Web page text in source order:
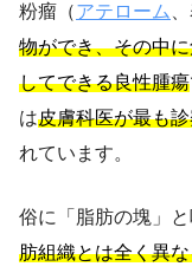
粉瘤（アテローム
物ができ、その中
してできる良性腫瘍
は皮膚科医が最も
れています。
俗に「脂肪の塊」
肪組織とは全く異